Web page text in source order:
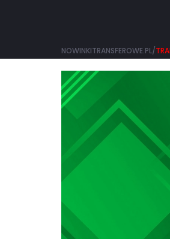
NOWINKITRANSFEROWE.PL/